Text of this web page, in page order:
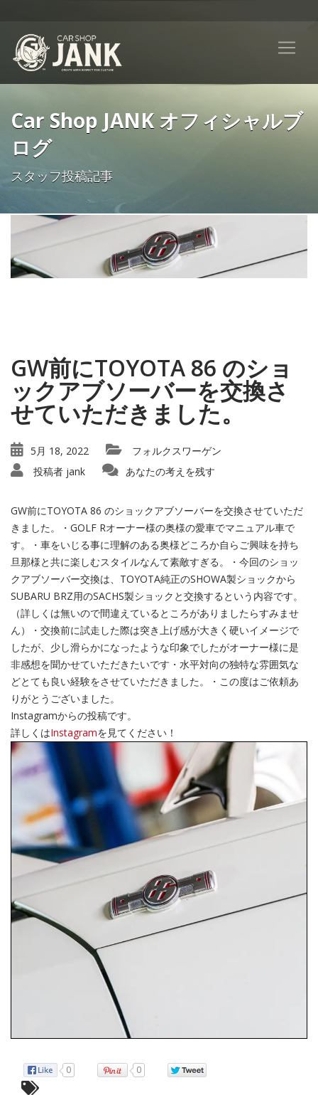
Car Shop JANK オフィシャルブ
ログ
スタッフ投稿記事
GW前にTOYOTA 86 のショ
ックアブソーバーを交換さ
せていただきました。
5月 18, 2022
フォルクスワーゲン
投稿者 jank あなたの考えを残す
GW前にTOYOTA 86 のショックアブソーバーを交換させていただ
きました。・GOLF Rオーナー様の奥様の愛車でマニュアル車で
す。・車をいじる事に理解のある奥様どころか自らご興味を持ち
旦那様と共に楽しむスタイルなんて素敵すぎる。・今回のショッ
クアブソーバー交換は、TOYOTA純正のSHOWA製ショックから
SUBARU BRZ用のSACHS製ショックと交換するという内容です。
（詳しくは無いので間違えているところがありましたらすみませ
ん）・交換前に試走した際は突き上げ感が大きく硬いイメージで
したが、少し滑らかになったような印象でしたがオーナー様に是
非感想を聞かせていただきたいです・水平対向の独特な雰囲気な
どとても良い経験をさせていただきました。・この度はご依頼あ
りがとうございました。
Instagramからの投稿です。
詳しくはInstagramを見てください！
0 0